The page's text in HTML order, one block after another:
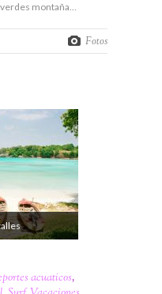
verdes montaña…
Fotos
acuaticos,